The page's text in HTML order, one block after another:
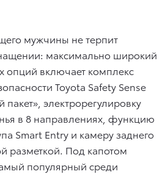
мужчины не терпит
максимально широкий
опций включает комплекс
Toyota Safety Sense
электрорегулировку
в 8 направлениях, функцию
Smart Entry и камеру заднего
разметкой. Под капотом
популярный среди